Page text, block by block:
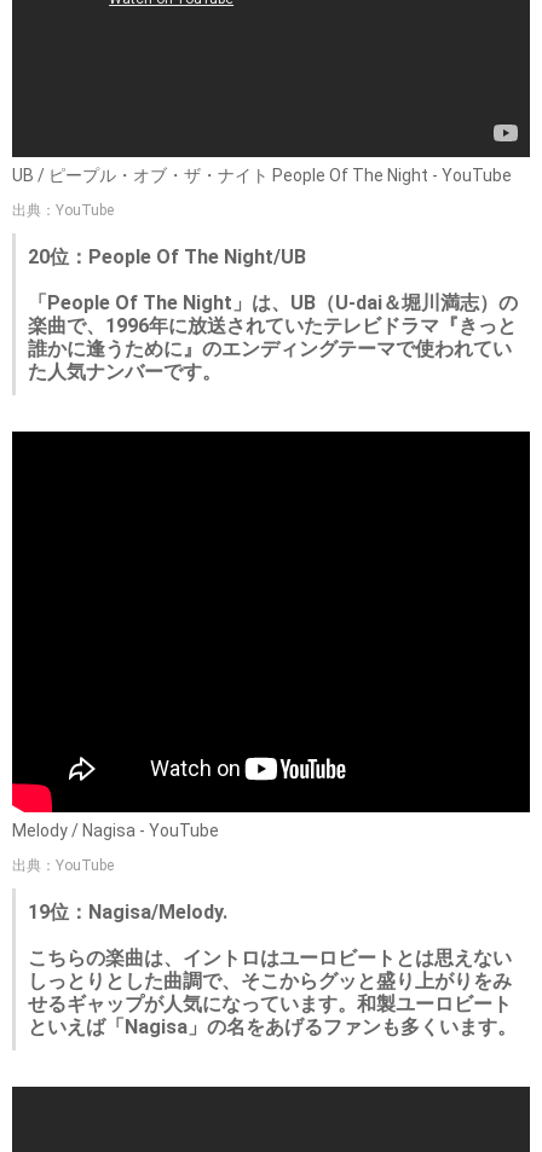
UB / ピープル・オブ・ザ・ナイト People Of The Night - YouTube
出典：YouTube
20位：People Of The Night/UB
「People Of The Night」は、UB（U-dai＆堀川満志）の
楽曲で、1996年に放送されていたテレビドラマ『きっと
誰かに逢うために』のエンディングテーマで使われてい
た人気ナンバーです。
Melody / Nagisa - YouTube
出典：YouTube
19位：Nagisa/Melody.
こちらの楽曲は、イントロはユーロビートとは思えない
しっとりとした曲調で、そこからグッと盛り上がりをみ
せるギャップが人気になっています。和製ユーロビート
といえば「Nagisa」の名をあげるファンも多くいます。